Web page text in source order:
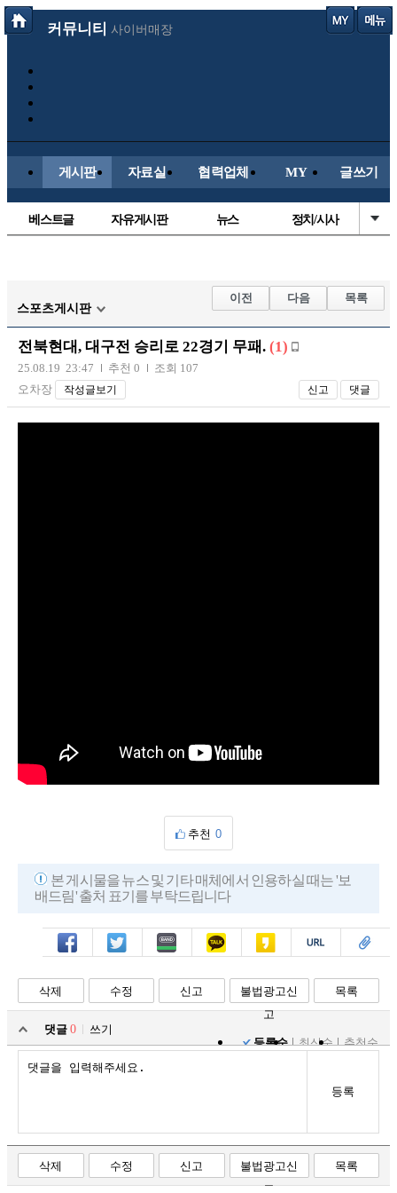
커뮤니티 사이버매장
게시판 자료실 협력업체 MY 글쓰기
베스트글 자유게시판 뉴스 정치/시사
해외축구
국내축구
스포츠게시판
이전 다음 목록
전북현대, 대구전 승리로 22경기 무패. (1)
25.08.19 23:47 추천 0
조회 107
오차장
작성글보기 신고 댓글
추천 0
본 게시물을 뉴스 및 기타 매체에서 인용하실 때는 '보
배드림' 출처 표기를 부탁드립니다
페북 트윗 밴드 카톡 카스 복사 스크랩
삭제 수정 신고
불법광고신
고
목록
댓글 0
쓰기
등록순
최신순 추천순
등록
삭제 수정 신고
불법광고신
고
목록